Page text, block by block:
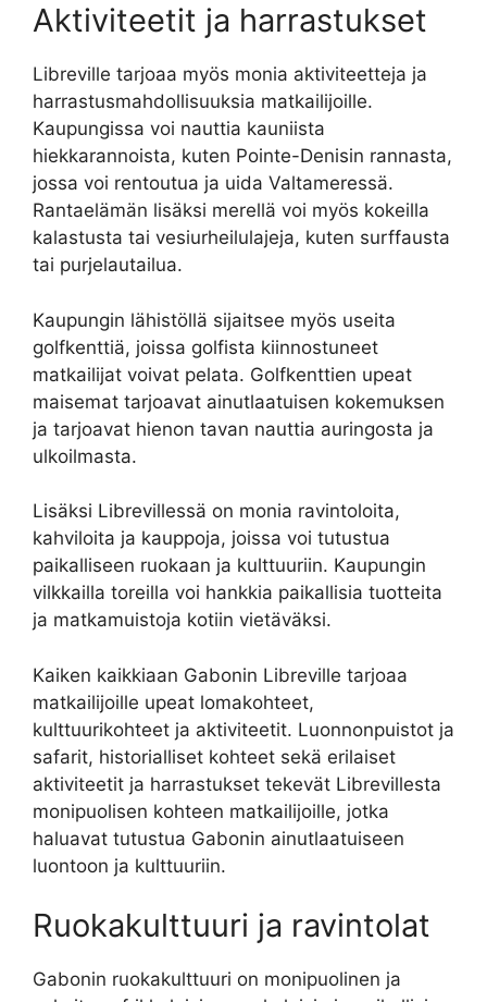
Aktiviteetit ja harrastukset
Libreville tarjoaa myös monia aktiviteetteja ja
harrastusmahdollisuuksia matkailijoille.
Kaupungissa voi nauttia kauniista
hiekkarannoista, kuten Pointe-Denisin rannasta,
jossa voi rentoutua ja uida Valtameressä.
Rantaelämän lisäksi merellä voi myös kokeilla
kalastusta tai vesiurheilulajeja, kuten surffausta
tai purjelautailua.
Kaupungin lähistöllä sijaitsee myös useita
golfkenttiä, joissa golfista kiinnostuneet
matkailijat voivat pelata. Golfkenttien upeat
maisemat tarjoavat ainutlaatuisen kokemuksen
ja tarjoavat hienon tavan nauttia auringosta ja
ulkoilmasta.
Lisäksi Librevillessä on monia ravintoloita,
kahviloita ja kauppoja, joissa voi tutustua
paikalliseen ruokaan ja kulttuuriin. Kaupungin
vilkkailla toreilla voi hankkia paikallisia tuotteita
ja matkamuistoja kotiin vietäväksi.
Kaiken kaikkiaan Gabonin Libreville tarjoaa
matkailijoille upeat lomakohteet,
kulttuurikohteet ja aktiviteetit. Luonnonpuistot ja
safarit, historialliset kohteet sekä erilaiset
aktiviteetit ja harrastukset tekevät Librevillesta
monipuolisen kohteen matkailijoille, jotka
haluavat tutustua Gabonin ainutlaatuiseen
luontoon ja kulttuuriin.
Ruokakulttuuri ja ravintolat
Gabonin ruokakulttuuri on monipuolinen ja